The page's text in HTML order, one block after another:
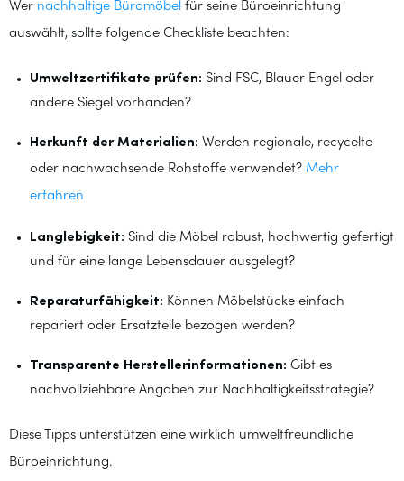
Wer nachhaltige Büromöbel für seine Büroeinrichtung
auswählt, sollte folgende Checkliste beachten:
Umweltzertifikate prüfen: Sind FSC, Blauer Engel oder
andere Siegel vorhanden?
Herkunft der Materialien: Werden regionale, recycelte
oder nachwachsende Rohstoffe verwendet? Mehr
erfahren
Langlebigkeit: Sind die Möbel robust, hochwertig gefertigt
und für eine lange Lebensdauer ausgelegt?
Reparaturfähigkeit: Können Möbelstücke einfach
repariert oder Ersatzteile bezogen werden?
Transparente Herstellerinformationen: Gibt es
nachvollziehbare Angaben zur Nachhaltigkeitsstrategie?
Diese Tipps unterstützen eine wirklich umweltfreundliche
Büroeinrichtung.